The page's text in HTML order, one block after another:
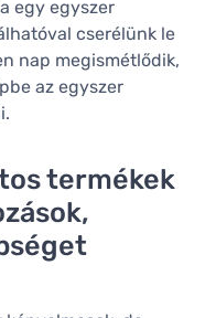
egy egyszer
cserélünk le
nap megismétlődik,
az egyszer
termékek